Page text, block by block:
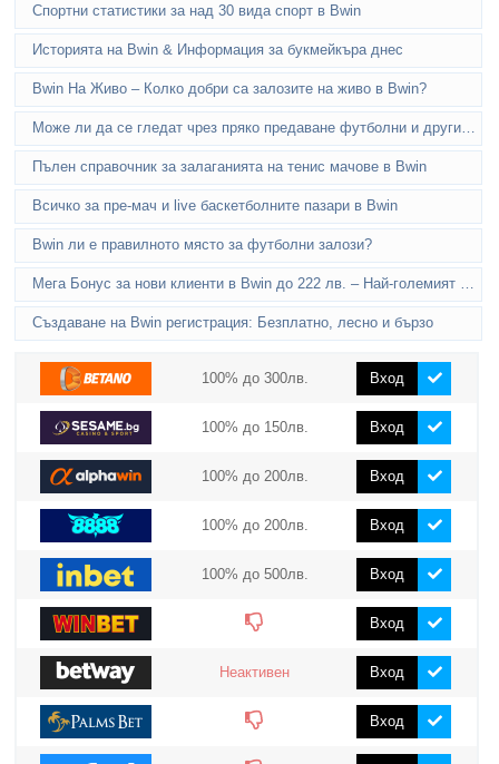
Спортни статистики за над 30 вида спорт в Bwin
Историята на Bwin & Информация за букмейкъра днес
Bwin На Живо – Колко добри са залозите на живо в Bwin?
Пълен справочник за залаганията на тенис мачове в Bwin
Всичко за пре-мач и live баскетболните пазари в Bwin
Bwin ли е правилното място за футболни залози?
Създаване на Bwin регистрация: Безплатно, лесно и бързо
100% до 300лв. Вход
100% до 150лв. Вход
100% до 200лв. Вход
100% до 200лв. Вход
100% до 500лв. Вход
Вход
Неактивен Вход
Вход